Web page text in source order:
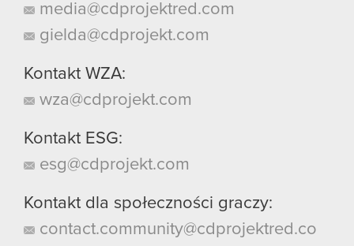
media@cdprojektred.com
gielda@cdprojekt.com
Kontakt WZA:
wza@cdprojekt.com
Kontakt ESG:
esg@cdprojekt.com
Kontakt dla społeczności graczy:
contact.community@cdprojektred.co